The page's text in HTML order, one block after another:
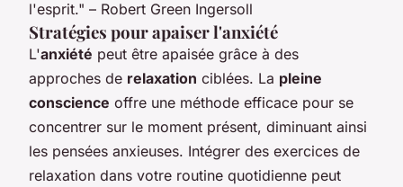
l'esprit." – Robert Green Ingersoll
Stratégies pour apaiser l'anxiété
L'anxiété peut être apaisée grâce à des
approches de relaxation ciblées. La pleine
conscience offre une méthode efficace pour se
concentrer sur le moment présent, diminuant ainsi
les pensées anxieuses. Intégrer des exercices de
relaxation dans votre routine quotidienne peut